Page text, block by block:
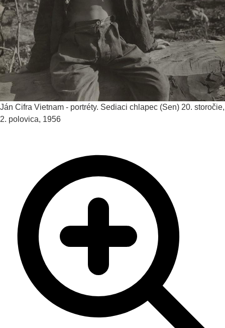
Ján Cifra Vietnam - portréty. Sediaci chlapec (Sen) 20. storočie,
2. polovica, 1956